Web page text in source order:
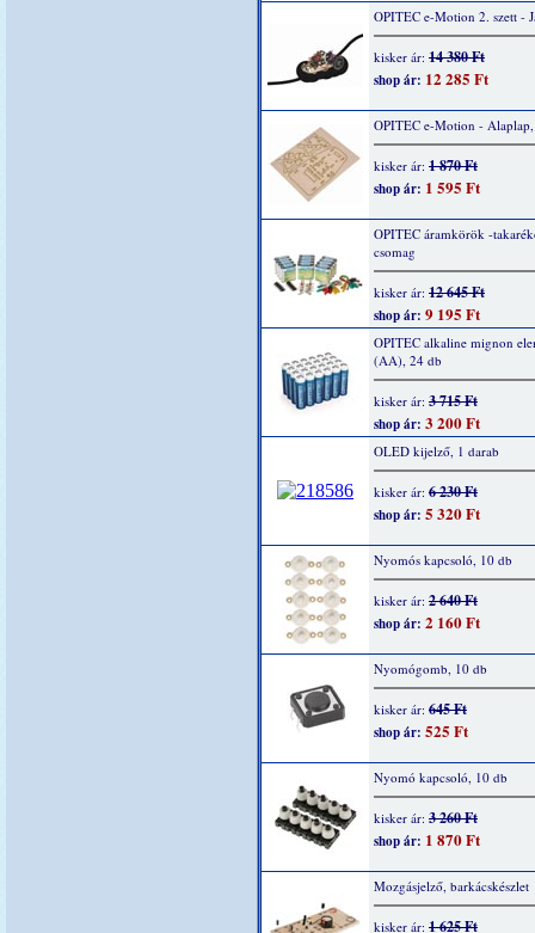
OPITEC e-Motion 2. szett -
kisker ár: 14 380 Ft
shop ár: 12 285 Ft
OPITEC e-Motion -
kisker ár: 1 870 Ft
shop ár: 1 595 Ft
OPITEC áramkörök -
csomag
kisker ár: 12 645 Ft
shop ár: 9 195 Ft
OPITEC alkaline mignon
(AA), 24 db
kisker ár: 3 715 Ft
shop ár: 3 200 Ft
OLED kijelző, 1 darab
kisker ár: 6 230 Ft
shop ár: 5 320 Ft
Nyomós kapcsoló, 10 db
kisker ár: 2 640 Ft
shop ár: 2 160 Ft
Nyomógomb, 10 db
kisker ár: 645 Ft
shop ár: 525 Ft
Nyomó kapcsoló, 10 db
kisker ár: 3 260 Ft
shop ár: 1 870 Ft
Mozgásjelző, barkácskészlet
kisker ár: 1 625 Ft